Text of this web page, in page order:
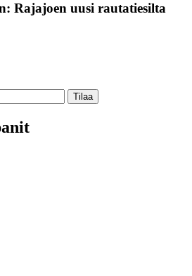
Rajajoen uusi rautatiesilta